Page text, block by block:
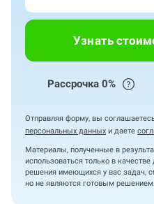
Узнать
Рассрочка 0%
Отправляя форму, вы
персональных данных и даете
Материалы, полученные в
использоваться только в
решения имеющихся у вас задач,
но не являются готовым решением.